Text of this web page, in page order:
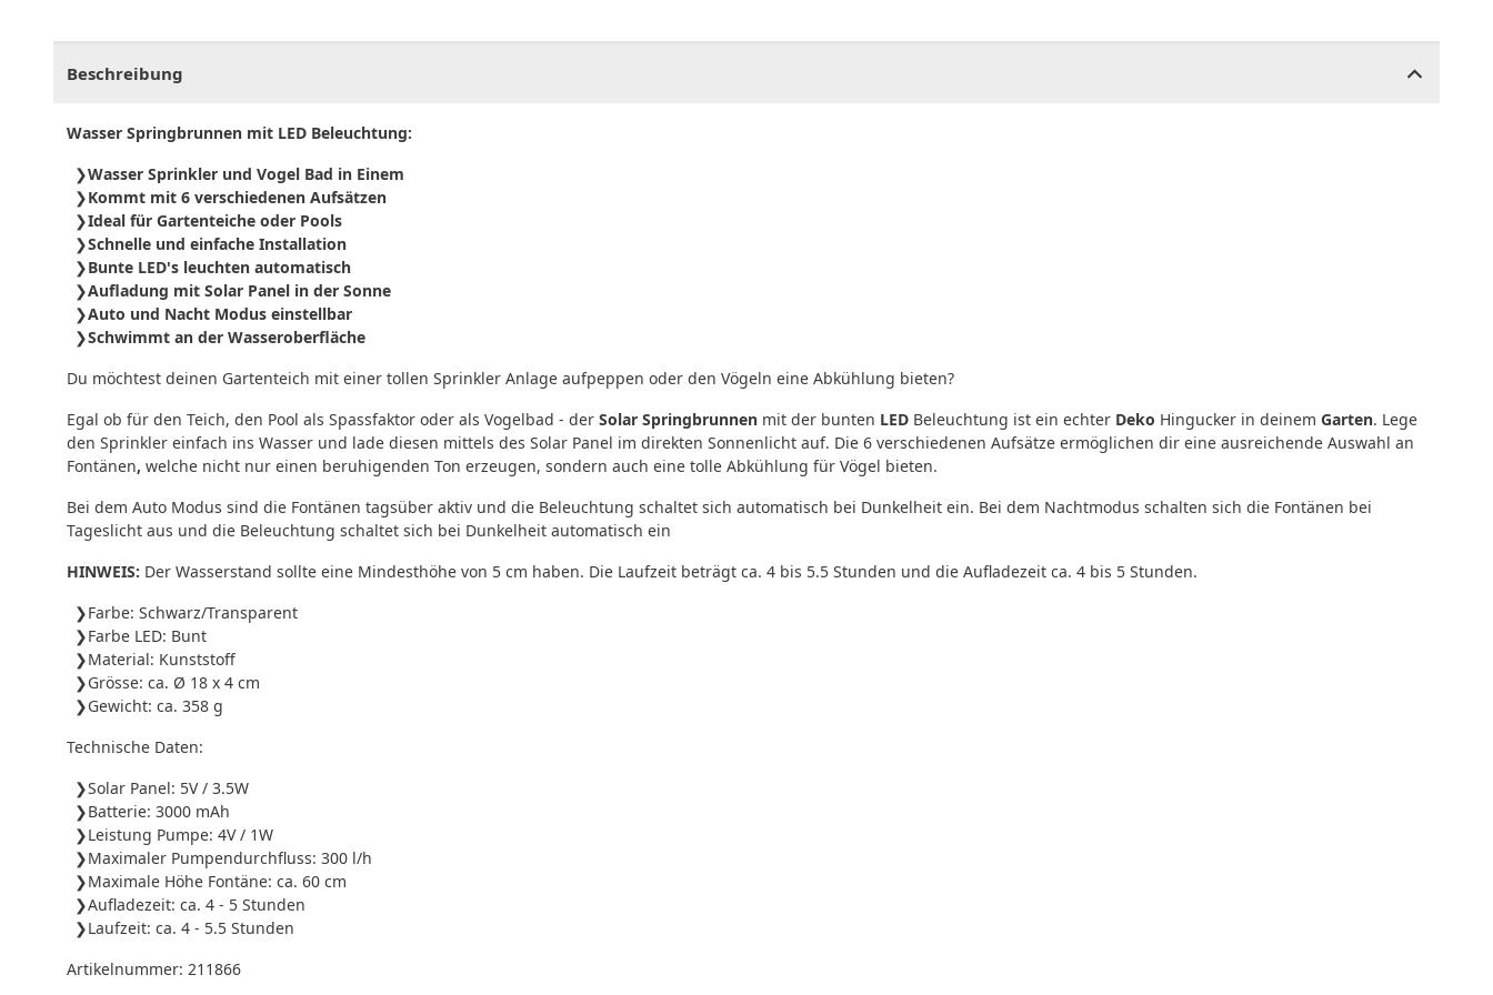
Beschreibung
Wasser Springbrunnen mit LED Beleuchtung:
Wasser Sprinkler und Vogel Bad in Einem
Kommt mit 6 verschiedenen Aufsätzen
Ideal für Gartenteiche oder Pools
Schnelle und einfache Installation
Bunte LED's leuchten automatisch
Aufladung mit Solar Panel in der Sonne
Auto und Nacht Modus einstellbar
Schwimmt an der Wasseroberfläche
Du möchtest deinen Gartenteich mit einer tollen Sprinkler Anlage aufpeppen oder den Vögeln eine Abkühlung bieten?
Egal ob für den Teich, den Pool als Spassfaktor oder als Vogelbad - der Solar Springbrunnen mit der bunten LED Beleuchtung ist ein echter Deko Hingucker in deinem Garten. Lege
den Sprinkler einfach ins Wasser und lade diesen mittels des Solar Panel im direkten Sonnenlicht auf. Die 6 verschiedenen Aufsätze ermöglichen dir eine ausreichende Auswahl an
Fontänen, welche nicht nur einen beruhigenden Ton erzeugen, sondern auch eine tolle Abkühlung für Vögel bieten.
Bei dem Auto Modus sind die Fontänen tagsüber aktiv und die Beleuchtung schaltet sich automatisch bei Dunkelheit ein. Bei dem Nachtmodus schalten sich die Fontänen bei
Tageslicht aus und die Beleuchtung schaltet sich bei Dunkelheit automatisch ein
HINWEIS: Der Wasserstand sollte eine Mindesthöhe von 5 cm haben. Die Laufzeit beträgt ca. 4 bis 5.5 Stunden und die Aufladezeit ca. 4 bis 5 Stunden.
Farbe: Schwarz/Transparent
Farbe LED: Bunt
Material: Kunststoff
Grösse: ca. Ø 18 x 4 cm
Gewicht: ca. 358 g
Technische Daten:
Solar Panel: 5V / 3.5W
Batterie: 3000 mAh
Leistung Pumpe: 4V / 1W
Maximaler Pumpendurchfluss: 300 l/h
Maximale Höhe Fontäne: ca. 60 cm
Aufladezeit: ca. 4 - 5 Stunden
Laufzeit: ca. 4 - 5.5 Stunden
Artikelnummer: 211866